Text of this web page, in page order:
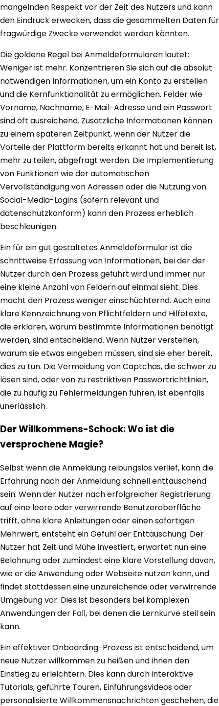
mangelnden Respekt vor der Zeit des Nutzers und kann
den Eindruck erwecken, dass die gesammelten Daten für
fragwürdige Zwecke verwendet werden könnten.
Die goldene Regel bei Anmeldeformularen lautet:
Weniger ist mehr. Konzentrieren Sie sich auf die absolut
notwendigen Informationen, um ein Konto zu erstellen
und die Kernfunktionalität zu ermöglichen. Felder wie
Vorname, Nachname, E-Mail-Adresse und ein Passwort
sind oft ausreichend. Zusätzliche Informationen können
zu einem späteren Zeitpunkt, wenn der Nutzer die
Vorteile der Plattform bereits erkannt hat und bereit ist,
mehr zu teilen, abgefragt werden. Die Implementierung
von Funktionen wie der automatischen
Vervollständigung von Adressen oder die Nutzung von
Social-Media-Logins (sofern relevant und
datenschutzkonform) kann den Prozess erheblich
beschleunigen.
Ein für ein gut gestaltetes Anmeldeformular ist die
schrittweise Erfassung von Informationen, bei der der
Nutzer durch den Prozess geführt wird und immer nur
eine kleine Anzahl von Feldern auf einmal sieht. Dies
macht den Prozess weniger einschüchternd. Auch eine
klare Kennzeichnung von Pflichtfeldern und Hilfetexte,
die erklären, warum bestimmte Informationen benötigt
werden, sind entscheidend. Wenn Nutzer verstehen,
warum sie etwas eingeben müssen, sind sie eher bereit,
dies zu tun. Die Vermeidung von Captchas, die schwer zu
lösen sind, oder von zu restriktiven Passwortrichtlinien,
die zu häufig zu Fehlermeldungen führen, ist ebenfalls
unerlässlich.
Der Willkommens-Schock: Wo ist die
versprochene Magie?
Selbst wenn die Anmeldung reibungslos verlief, kann die
Erfahrung nach der Anmeldung schnell enttäuschend
sein. Wenn der Nutzer nach erfolgreicher Registrierung
auf eine leere oder verwirrende Benutzeroberfläche
trifft, ohne klare Anleitungen oder einen sofortigen
Mehrwert, entsteht ein Gefühl der Enttäuschung. Der
Nutzer hat Zeit und Mühe investiert, erwartet nun eine
Belohnung oder zumindest eine klare Vorstellung davon,
wie er die Anwendung oder Webseite nutzen kann, und
findet stattdessen eine unzureichende oder verwirrende
Umgebung vor. Dies ist besonders bei komplexen
Anwendungen der Fall, bei denen die Lernkurve steil sein
kann.
Ein effektiver Onboarding-Prozess ist entscheidend, um
neue Nutzer willkommen zu heißen und ihnen den
Einstieg zu erleichtern. Dies kann durch interaktive
Tutorials, geführte Touren, Einführungsvideos oder
personalisierte Willkommensnachrichten geschehen, die